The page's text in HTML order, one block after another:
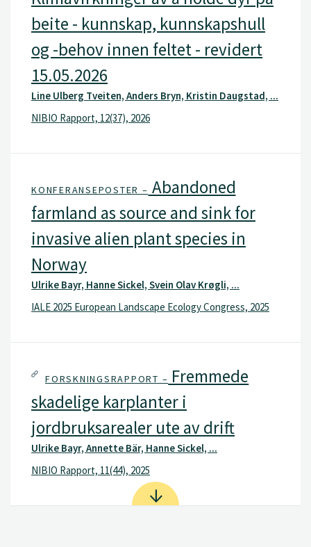
beite - kunnskap, kunnskapshull
og -behov innen feltet - revidert
15.05.2026
Line Ulberg Tveiten, Anders Bryn, Kristin Daugstad, ...
NIBIO Rapport, 12(37), 2026
KONFERANSEPOSTER – Abandoned
farmland as source and sink for
invasive alien plant species in
Norway
Ulrike Bayr, Hanne Sickel, Svein Olav Krøgli, ...
IALE 2025 European Landscape Ecology Congress, 2025
FORSKNINGSRAPPORT – Fremmede
skadelige karplanter i
jordbruksarealer ute av drift
Ulrike Bayr, Annette Bär, Hanne Sickel, ...
NIBIO Rapport, 11(44), 2025